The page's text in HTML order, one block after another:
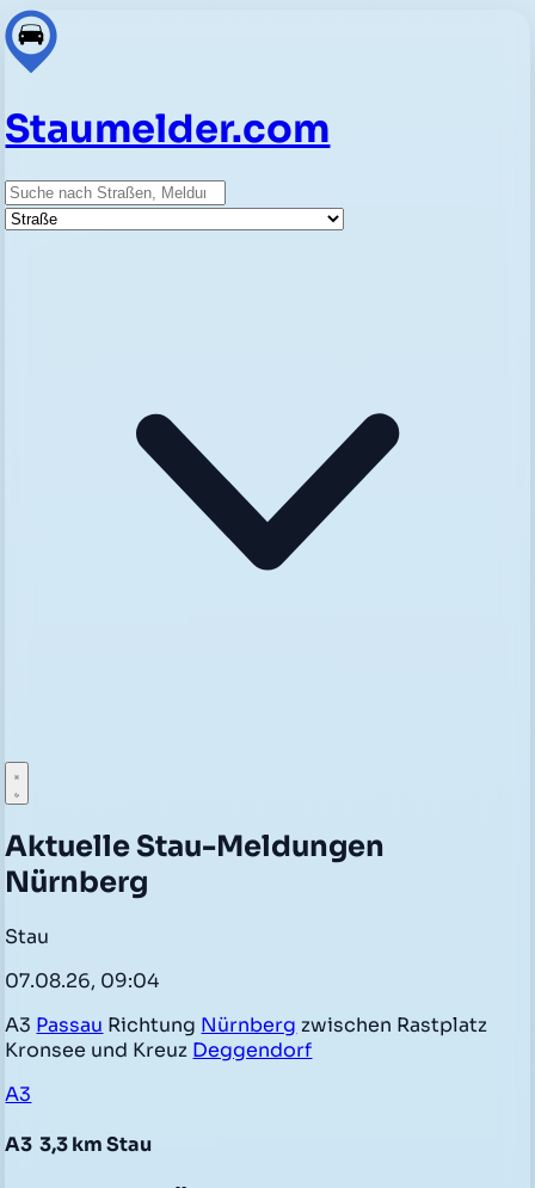
Staumelder.com
Suche
Straße
Aktuelle Stau-Meldungen
Nürnberg
Stau
07.08.26, 09:04
A3 Passau Richtung Nürnberg zwischen Rastplatz
Kronsee und Kreuz Deggendorf
A3
A3 3,3 km Stau